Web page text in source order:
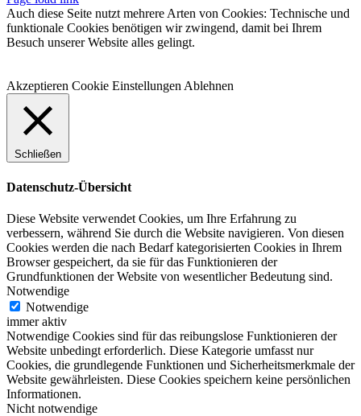
Mail
Auch diese Seite nutzt mehrere Arten von Cookies: Technische und
funktionale Cookies benötigen wir zwingend, damit bei Ihrem
Besuch unserer Website alles gelingt.
Akzeptieren Cookie EinstellungenAblehnen
Schließen
Datenschutz-Übersicht
Diese Website verwendet Cookies, um Ihre Erfahrung zu
verbessern, während Sie durch die Website navigieren. Von diesen
Cookies werden die nach Bedarf kategorisierten Cookies in Ihrem
Browser gespeichert, da sie für das Funktionieren der
Grundfunktionen der Website von wesentlicher Bedeutung sind.
Notwendige
Notwendige
immer aktiv
Notwendige Cookies sind für das reibungslose Funktionieren der
Website unbedingt erforderlich. Diese Kategorie umfasst nur
Cookies, die grundlegende Funktionen und Sicherheitsmerkmale der
Website gewährleisten. Diese Cookies speichern keine persönlichen
Informationen.
Nicht notwendige